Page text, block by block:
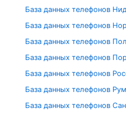
База данных телефонов
База данных телефонов
База данных телефонов
База данных телефонов
База данных телефонов
База данных телефонов
База данных телефонов